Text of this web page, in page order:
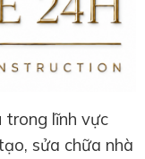
trong lĩnh vực
sửa chữa nhà